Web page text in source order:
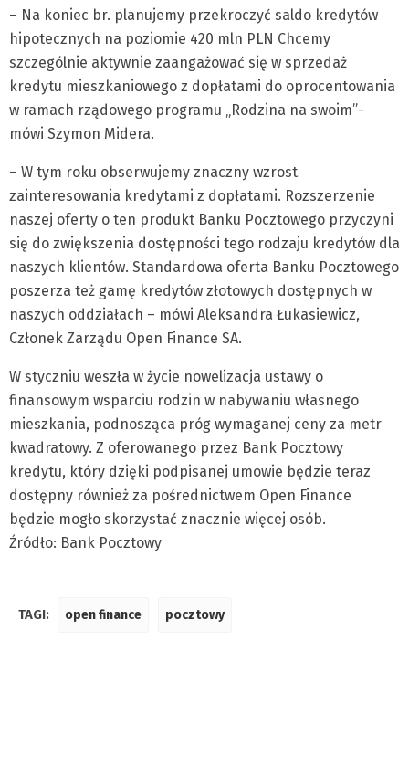
– Na koniec br. planujemy przekroczyć saldo kredytów
hipotecznych na poziomie 420 mln PLN Chcemy
szczególnie aktywnie zaangażować się w sprzedaż
kredytu mieszkaniowego z dopłatami do oprocentowania
w ramach rządowego programu „Rodzina na swoim”-
mówi Szymon Midera.
– W tym roku obserwujemy znaczny wzrost
zainteresowania kredytami z dopłatami. Rozszerzenie
naszej oferty o ten produkt Banku Pocztowego przyczyni
się do zwiększenia dostępności tego rodzaju kredytów dla
naszych klientów. Standardowa oferta Banku Pocztowego
poszerza też gamę kredytów złotowych dostępnych w
naszych oddziałach – mówi Aleksandra Łukasiewicz,
Członek Zarządu Open Finance SA.
W styczniu weszła w życie nowelizacja ustawy o
finansowym wsparciu rodzin w nabywaniu własnego
mieszkania, podnosząca próg wymaganej ceny za metr
kwadratowy. Z oferowanego przez Bank Pocztowy
kredytu, który dzięki podpisanej umowie będzie teraz
dostępny również za pośrednictwem Open Finance
będzie mogło skorzystać znacznie więcej osób.
Źródło: Bank Pocztowy
TAGI: open finance pocztowy